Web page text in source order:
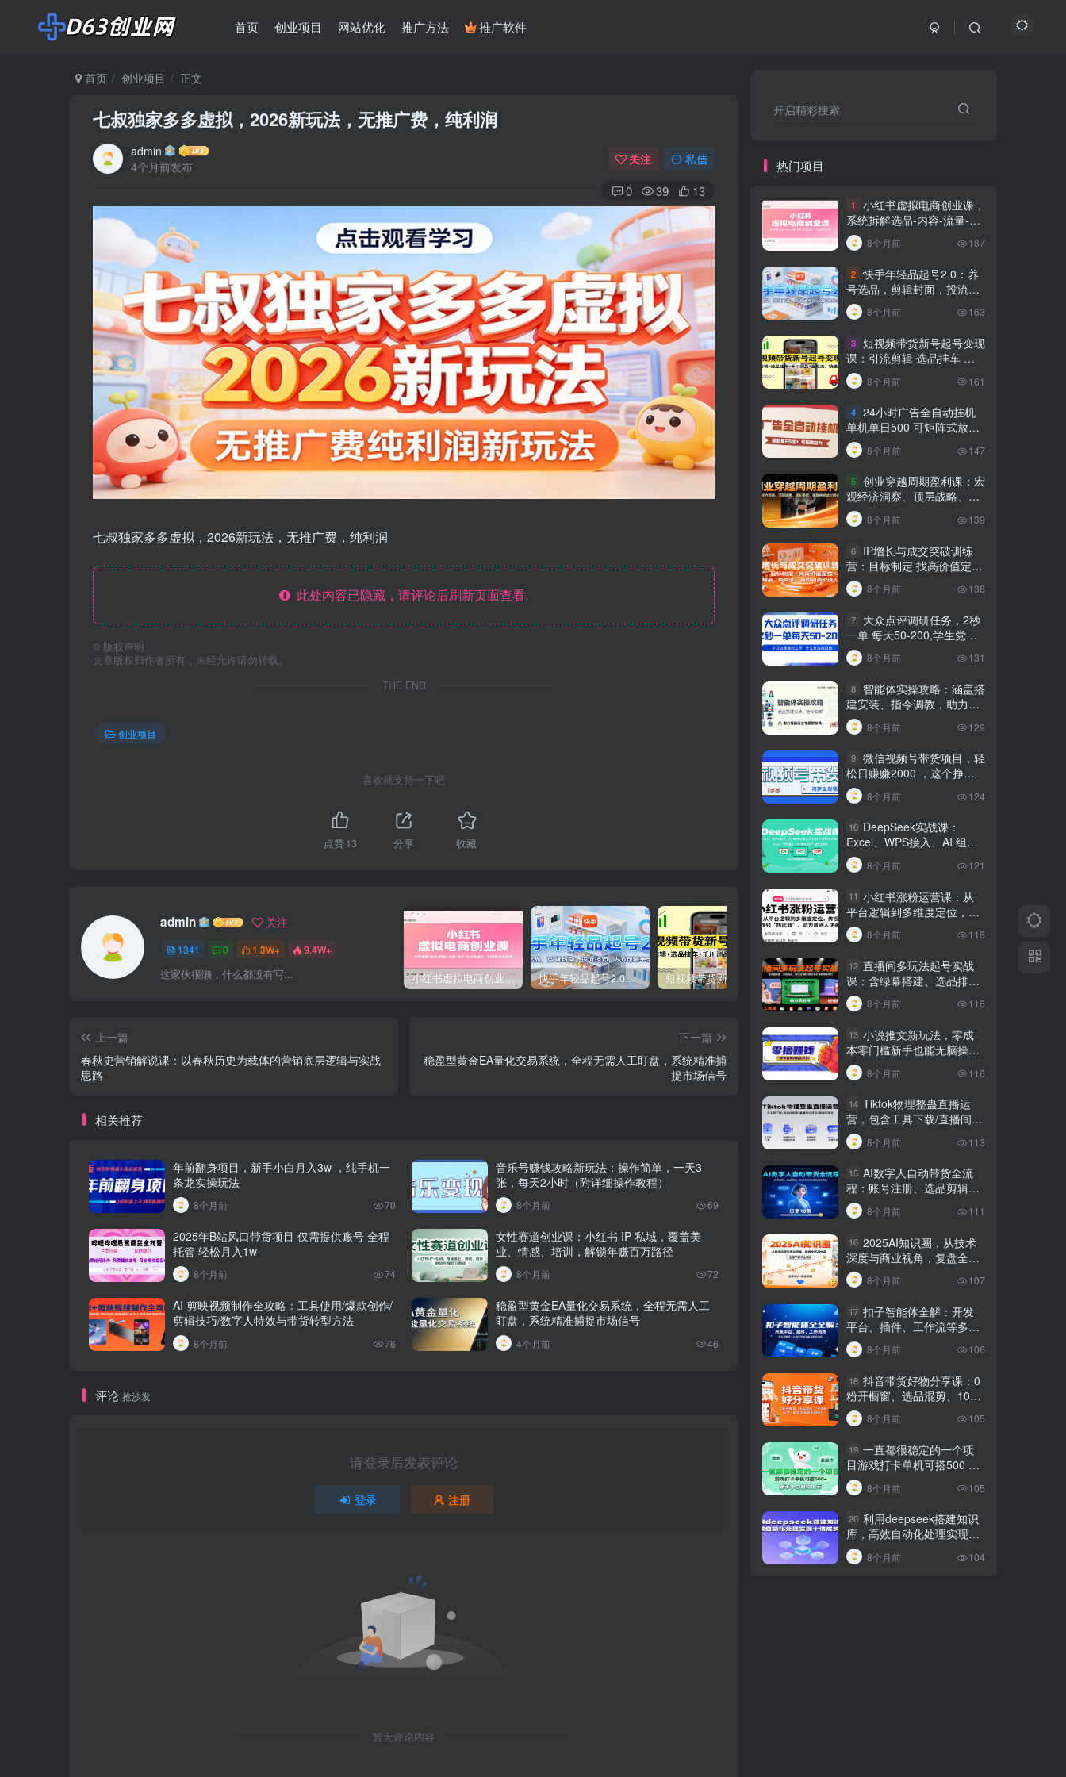
首页 创业项目 网站优化 推广方法 推广软件
首页 创业项目 正文
七叔独家多多虚拟，2026新玩法，无推广费，纯利润
admin
4个月前发布
关注 私信
0 39 13
七叔独家多多虚拟，2026新玩法，无推广费，纯利润
此处内容已隐藏，请评论后刷新页面查看.
© 版权声明
文章版权归作者所有，未经允许请勿转载。
THE END
创业项目
喜欢就支持一下吧
点赞13 分享 收藏
admin 关注
1341 0 1.3W+ 9.4W+
这家伙很懒，什么都没有写... 小红书虚拟电商创业课，系统拆解选品-内容-流量-变现，实现零成本变现 快手年轻品起号2.0：养号选品，剪辑封面，投流技巧，从0到爆单全流程 短视频带货新号起号变现课：引流剪辑 选品挂车 千川测品 自然流，快速起量 24小时广告全自动挂机 单机单日500 可矩阵式放大 无需人工看守 新手小白轻松玩转
上一篇
春秋史营销解说课：以春秋历史为载体的营销底层逻辑与实战
思路
下一篇
稳盈型黄金EA量化交易系统，全程无需人工盯盘，系统精准捕
捉市场信号
相关推荐
年前翻身项目，新手小白月入3w ，纯手机一
条龙实操玩法
8个月前 70
音乐号赚钱攻略新玩法：操作简单，一天3
张，每天2小时（附详细操作教程）
8个月前 69
2025年B站风口带货项目 仅需提供账号 全程
托管 轻松月入1w
8个月前 74
女性赛道创业课：小红书 IP 私域，覆盖美
业、情感、培训，解锁年赚百万路径
8个月前 72
AI 剪映视频制作全攻略：工具使用/爆款创作/
剪辑技巧/数字人特效与带货转型方法
8个月前 76
稳盈型黄金EA量化交易系统，全程无需人工
盯盘，系统精准捕捉市场信号
4个月前 46
评论 抢沙发
请登录后发表评论
登录 注册
暂无评论内容
开启精彩搜索
热门项目
1
小红书虚拟电商创业课，
系统拆解选品-内容-流量-变
现，实现零成本变现
8个月前 187
2 快手年轻品起号2.0：养
号选品，剪辑封面，投流技
巧，从0到爆单全流程
8个月前 163
3 短视频带货新号起号变现
课：引流剪辑 选品挂车 千
川测品 自然流，快速起量
8个月前 161
4 24小时广告全自动挂机
单机单日500 可矩阵式放大
无需人工看守 新手小白轻松
玩转8个月前 147
5 创业穿越周期盈利课：宏
观经济洞察、顶层战略、团
队搭建，实现持续成长稳定
变现8个月前 139
6
IP增长与成交突破训练
营：目标制定 找高价值定
位，做爆品、搞成交，轻松
引高价值人脉
8个月前 138
7
大众点评调研任务，2秒
一单 每天50-200,学生党宝
妈首选
8个月前 131
8
智能体实操攻略：涵盖搭
建安装、指令调教，助力搭
建行业专属智能体
8个月前 129
9 微信视频号带货项目，轻
松日赚赚2000 ，这个挣钱
入口很多伙伴都在闷声发财
8个月前 124
10 DeepSeek实战课：
Excel、WPS接入、AI 组合
工具与小红书批量做笔记技
巧
8个月前 121
11 小红书涨粉运营课：从
平台逻辑到多维度定位，传
授挣钱 “核武器”，助力普通
人逆袭8个月前 118
12 直播间多玩法起号实战
课：含绿幕搭建、选品排
品，自然流/微付费起号及违
规调整技巧
8个月前 116
13 小说推文新玩法，零成
本零门槛新手也能无脑操
作，轻松月收入5000
8个月前 116
14 Tiktok物理整蛊直播运
营，包含工具下载/直播间搭
建/直播素材获取/跟播思路
等
8个月前 113
15 AI数字人自动带货全流
程：账号注册、选品剪辑，
日更10条作品自动化变现
8个月前 111
16 2025AI知识圈，从技术
深度与商业视角，复盘全年
AI大事，全面了解行业趋势
8个月前 107
17 扣子智能体全解：开发
平台、插件、工作流等多方
面概念、应用及功能讲解与
发布内容
8个月前 106
18 抖音带货好物分享课：0
粉开橱窗、选品混剪、1000
粉起号，解锁多渠道变现技
巧
8个月前 105
19 一直都很稳定的一个项
目游戏打卡单机可搭500 ，
新手小白轻松上手
8个月前 105
20 利用deepseek搭建知识
库，高效自动化处理实现十
倍成长！
8个月前 104